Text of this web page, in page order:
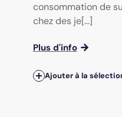
consommation de
chez des je[...]
Plus d'info
Ajouter à la